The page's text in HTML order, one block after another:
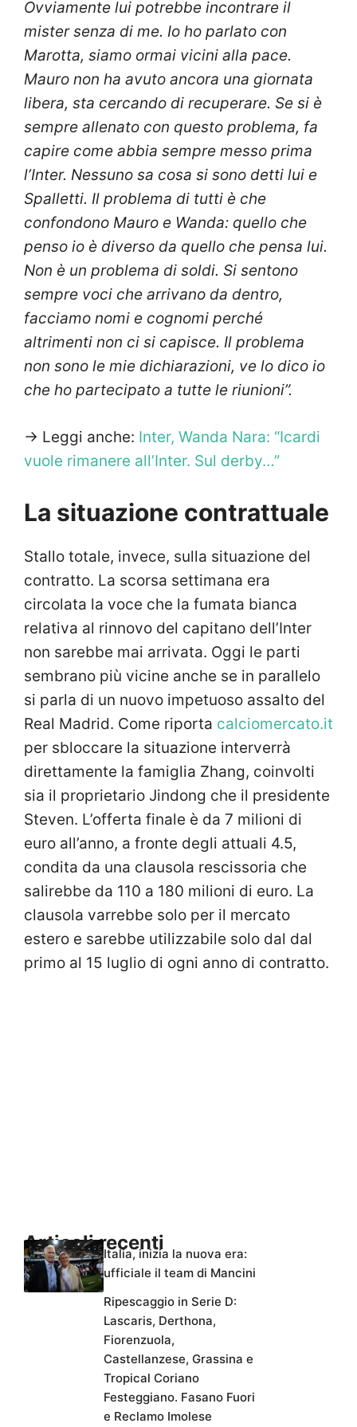
Ovviamente lui potrebbe incontrare il
mister senza di me. Io ho parlato con
Marotta, siamo ormai vicini alla pace.
Mauro non ha avuto ancora una giornata
libera, sta cercando di recuperare. Se si è
sempre allenato con questo problema, fa
capire come abbia sempre messo prima
l’Inter. Nessuno sa cosa si sono detti lui e
Spalletti. Il problema di tutti è che
confondono Mauro e Wanda: quello che
penso io è diverso da quello che pensa lui.
Non è un problema di soldi. Si sentono
sempre voci che arrivano da dentro,
facciamo nomi e cognomi perché
altrimenti non ci si capisce. Il problema
non sono le mie dichiarazioni, ve lo dico io
che ho partecipato a tutte le riunioni”.
-> Leggi anche: Inter, Wanda Nara: “Icardi
vuole rimanere all’Inter. Sul derby…”
La situazione contrattuale
Stallo totale, invece, sulla situazione del
contratto. La scorsa settimana era
circolata la voce che la fumata bianca
relativa al rinnovo del capitano dell’Inter
non sarebbe mai arrivata. Oggi le parti
sembrano più vicine anche se in parallelo
si parla di un nuovo impetuoso assalto del
Real Madrid. Come riporta calciomercato.it
per sbloccare la situazione interverrà
direttamente la famiglia Zhang, coinvolti
sia il proprietario Jindong che il presidente
Steven. L’offerta finale è da 7 milioni di
euro all’anno, a fronte degli attuali 4.5,
condita da una clausola rescissoria che
salirebbe da 110 a 180 milioni di euro. La
clausola varrebbe solo per il mercato
estero e sarebbe utilizzabile solo dal dal
primo al 15 luglio di ogni anno di contratto.
Articoli recenti
Italia, inizia la nuova era:
ufficiale il team di Mancini
Ripescaggio in Serie D:
Lascaris, Derthona,
Fiorenzuola,
Castellanzese, Grassina e
Tropical Coriano
Festeggiano. Fasano Fuori
e Reclamo Imolese